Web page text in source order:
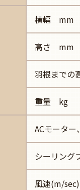
横幅 mm
高さ mm
羽根まで
重量 kg
ACモーター
シーリング
風速(m/sec)